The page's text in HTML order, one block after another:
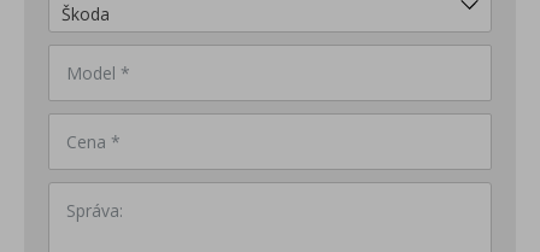
Model *
Cena *
Správa: